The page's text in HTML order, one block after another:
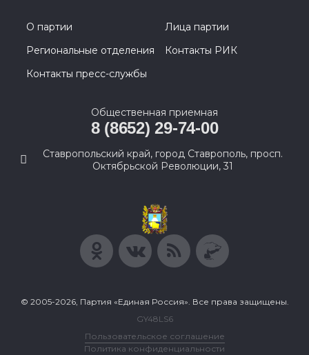
О партии
Лица партии
Региональные отделения
Контакты РИК
Контакты пресс-службы
Общественная приемная
8 (8652) 29-74-00
Ставропольский край, город Ставрополь, просп.
Октябрьской Революции, 31
© 2005-2026, Партия «Единая Россия». Все права защищены.
GY48LS6
Пользовательское соглашение
Политика конфиденциальности